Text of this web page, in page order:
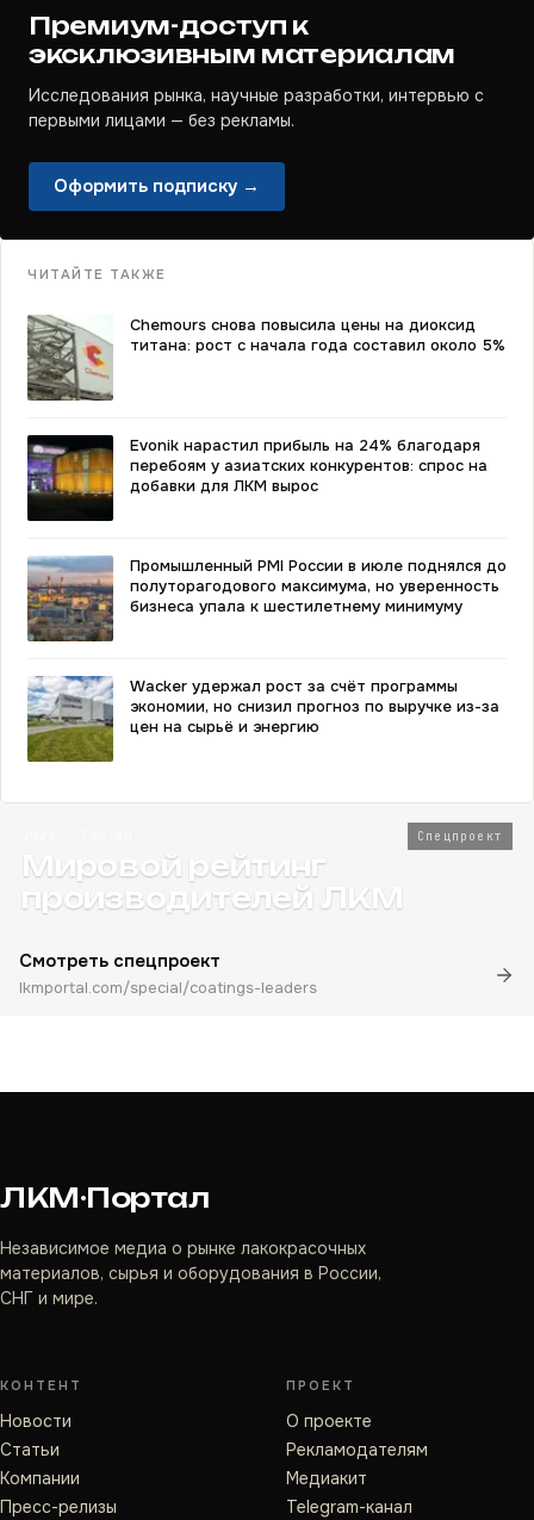
Премиум-доступ к
эксклюзивным материалам
Исследования рынка, научные разработки, интервью с
первыми лицами — без рекламы.
Оформить подписку →
ЧИТАЙТЕ ТАКЖЕ
Chemours снова повысила цены на диоксид
титана: рост с начала года составил около 5%
Evonik нарастил прибыль на 24% благодаря
перебоям у азиатских конкурентов: спрос на
добавки для ЛКМ вырос
Промышленный PMI России в июле поднялся до
полуторагодового максимума, но уверенность
бизнеса упала к шестилетнему минимуму
Wacker удержал рост за счёт программы
экономии, но снизил прогноз по выручке из-за
цен на сырьё и энергию
Спецпроект
Мировой рейтинг
производителей ЛКМ
Смотреть спецпроект
lkmportal.com/special/coatings-leaders
ЛКМ·Портал
Независимое медиа о рынке лакокрасочных
материалов, сырья и оборудования в России,
СНГ и мире.
КОНТЕНТ
Новости
Статьи
Компании
Пресс-релизы
ПРОЕКТ
О проекте
Рекламодателям
Медиакит
Telegram-канал